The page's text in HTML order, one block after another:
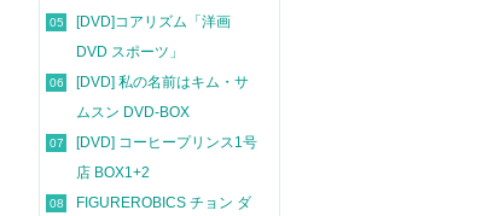
05
[DVD]コアリズム「洋画
DVD スポーツ」
06
[DVD] 私の名前はキム・サ
ムスン DVD-BOX
07
[DVD] コーヒープリンス1号
店 BOX1+2
08
FIGUREROBICS チョン ダ